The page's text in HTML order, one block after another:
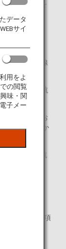
のお手続きを
のANA国際線
）
会社の国際航
サービスをお
番号が205か
いては、各航
意ください。
30日以内
他の必要な事項
データ
サイ
用をよ
の閲覧
味・関
子メー